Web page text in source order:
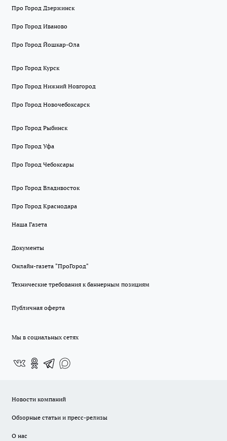
Про Город Дзержинск
Про Город Иваново
Про Город Йошкар-Ола
Про Город Курск
Про Город Нижний Новгород
Про Город Новочебоксарск
Про Город Рыбинск
Про Город Уфа
Про Город Чебоксары
Про Город Владивосток
Про Город Краснодара
Наша Газета
Документы
Онлайн-газета "ПроГород"
Технические требования к баннерным позициям
Публичная оферта
Мы в социальных сетях
Новости компаний
Обзорные статьи и пресс-релизы
О нас